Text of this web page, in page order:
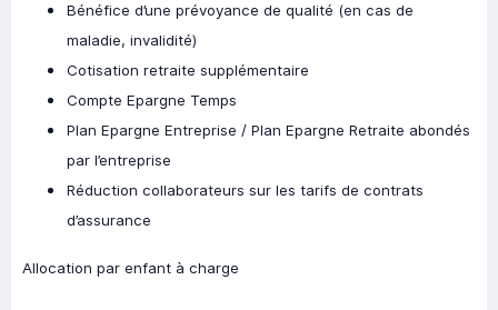
Bénéfice d’une prévoyance de qualité (en cas de
maladie, invalidité)
Cotisation retraite supplémentaire
Compte Epargne Temps
Plan Epargne Entreprise / Plan Epargne Retraite abondés
par l’entreprise
Réduction collaborateurs sur les tarifs de contrats
d’assurance
Allocation par enfant à charge